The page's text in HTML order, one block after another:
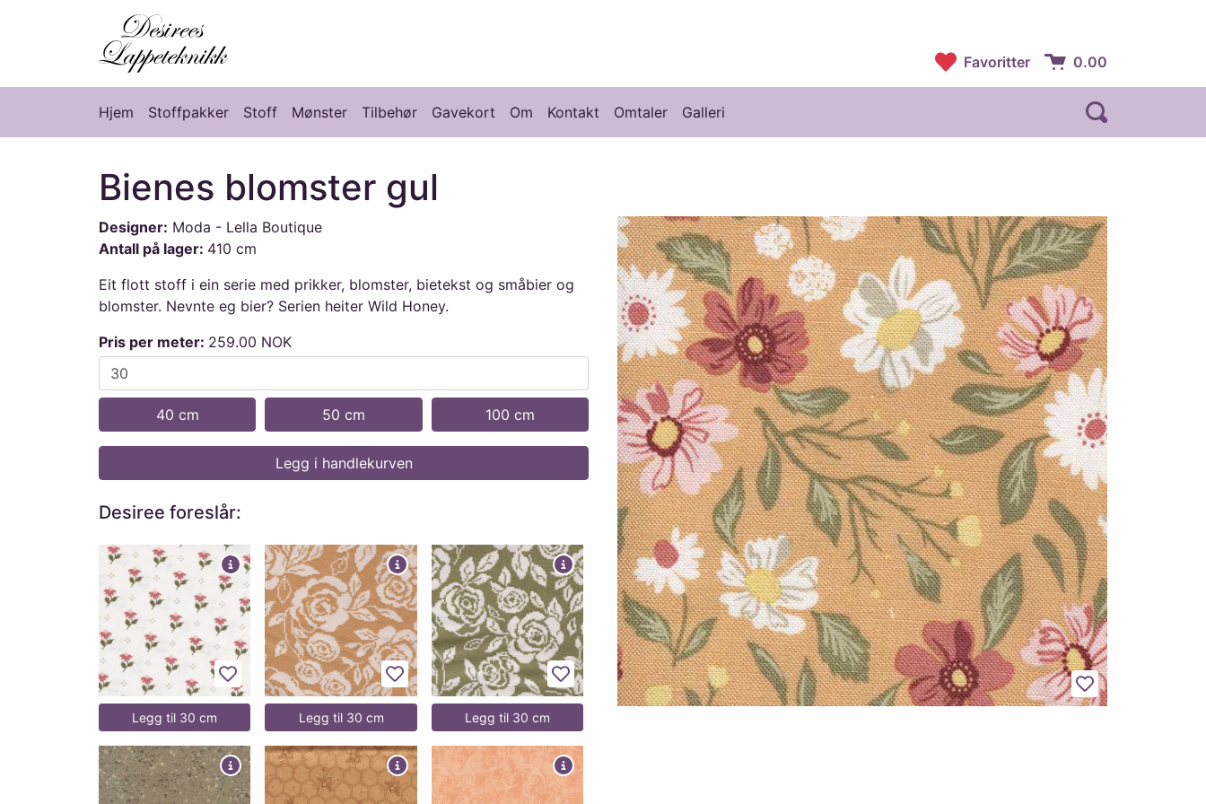
Desirees Lappeteknikk
Favoritter
Handlekurv:
0.00
Hovedmeny
Hjem Stoffpakker Stoff Mønster Tilbehør Gavekort Om Kontakt Omtaler Galleri
Bienes blomster gul
Legg til favoritter
Designer: Moda - Lella Boutique
Antall på lager: 410 cm
Eit flott stoff i ein serie med prikker, blomster, bietekst og småbier og
blomster. Nevnte eg bier? Serien heiter Wild Honey.
Pris per meter: 259.00 NOK
40 cm 50 cm 100 cm
Legg i handlekurven
Desiree foreslår:
Legg til favoritter
Legg til 30 cm
Legg til favoritter
Legg til 30 cm
Legg til favoritter
Legg til 30 cm